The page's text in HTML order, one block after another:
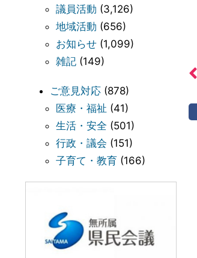
議員活動 (3,126)
地域活動 (656)
お知らせ (1,099)
雑記 (149)
ご意見対応 (878)
医療・福祉 (41)
生活・安全 (501)
行政・議会 (151)
子育て・教育 (166)